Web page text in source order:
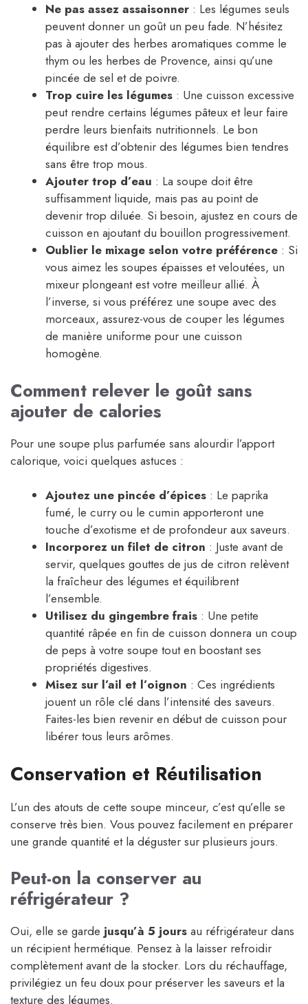
Ne pas assez assaisonner : Les légumes seuls
peuvent donner un goût un peu fade. N’hésitez
pas à ajouter des herbes aromatiques comme le
thym ou les herbes de Provence, ainsi qu’une
pincée de sel et de poivre.
Trop cuire les légumes : Une cuisson excessive
peut rendre certains légumes pâteux et leur faire
perdre leurs bienfaits nutritionnels. Le bon
équilibre est d’obtenir des légumes bien tendres
sans être trop mous.
Ajouter trop d’eau : La soupe doit être
suffisamment liquide, mais pas au point de
devenir trop diluée. Si besoin, ajustez en cours de
cuisson en ajoutant du bouillon progressivement.
Oublier le mixage selon votre préférence : Si
vous aimez les soupes épaisses et veloutées, un
mixeur plongeant est votre meilleur allié. À
l’inverse, si vous préférez une soupe avec des
morceaux, assurez-vous de couper les légumes
de manière uniforme pour une cuisson
homogène.
Comment relever le goût sans
ajouter de calories
Pour une soupe plus parfumée sans alourdir l’apport
calorique, voici quelques astuces :
Ajoutez une pincée d’épices : Le paprika
fumé, le curry ou le cumin apporteront une
touche d’exotisme et de profondeur aux saveurs.
Incorporez un filet de citron : Juste avant de
servir, quelques gouttes de jus de citron relèvent
la fraîcheur des légumes et équilibrent
l’ensemble.
Utilisez du gingembre frais : Une petite
quantité râpée en fin de cuisson donnera un coup
de peps à votre soupe tout en boostant ses
propriétés digestives.
Misez sur l’ail et l’oignon : Ces ingrédients
jouent un rôle clé dans l’intensité des saveurs.
Faites-les bien revenir en début de cuisson pour
libérer tous leurs arômes.
Conservation et Réutilisation
L’un des atouts de cette soupe minceur, c’est qu’elle se
conserve très bien. Vous pouvez facilement en préparer
une grande quantité et la déguster sur plusieurs jours.
Peut-on la conserver au
réfrigérateur ?
Oui, elle se garde jusqu’à 5 jours au réfrigérateur dans
un récipient hermétique. Pensez à la laisser refroidir
complètement avant de la stocker. Lors du réchauffage,
privilégiez un feu doux pour préserver les saveurs et la
texture des légumes.